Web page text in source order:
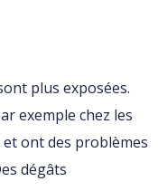
plus exposées.
exemple chez les
ont des problèmes
dégâts